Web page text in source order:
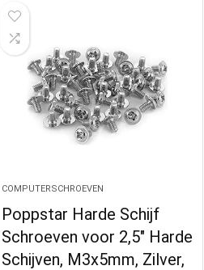
COMPUTERSCHROEVEN
Poppstar Harde Schijf
Schroeven voor 2,5″ Harde
Schijven, M3x5mm, Zilver,